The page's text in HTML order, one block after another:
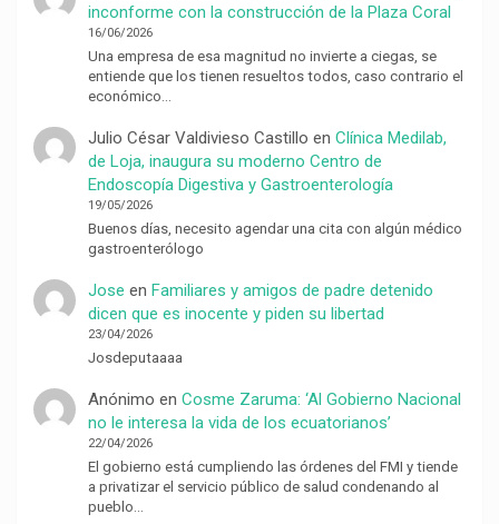
inconforme con la construcción de la Plaza Coral
16/06/2026
Una empresa de esa magnitud no invierte a ciegas, se
entiende que los tienen resueltos todos, caso contrario el
económico…
Julio César Valdivieso Castillo en Clínica Medilab,
de Loja, inaugura su moderno Centro de
Endoscopía Digestiva y Gastroenterología
19/05/2026
Buenos días, necesito agendar una cita con algún médico
gastroenterólogo
Jose en Familiares y amigos de padre detenido
dicen que es inocente y piden su libertad
23/04/2026
Josdeputaaaa
Anónimo en Cosme Zaruma: ‘Al Gobierno Nacional
no le interesa la vida de los ecuatorianos’
22/04/2026
El gobierno está cumpliendo las órdenes del FMI y tiende
a privatizar el servicio público de salud condenando al
pueblo…